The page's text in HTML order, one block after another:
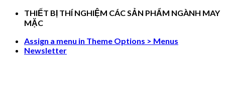
Skip
THIẾT BỊ THÍ NGHIỆM CÁC SẢN PHẨM NGÀNH MAY
MẶC
Assign a menu in Theme Options > Menus
Newsletter